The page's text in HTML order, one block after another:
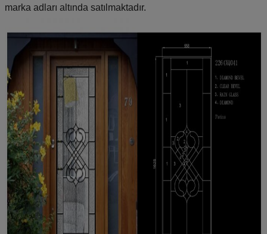
marka adları altında satılmaktadır.